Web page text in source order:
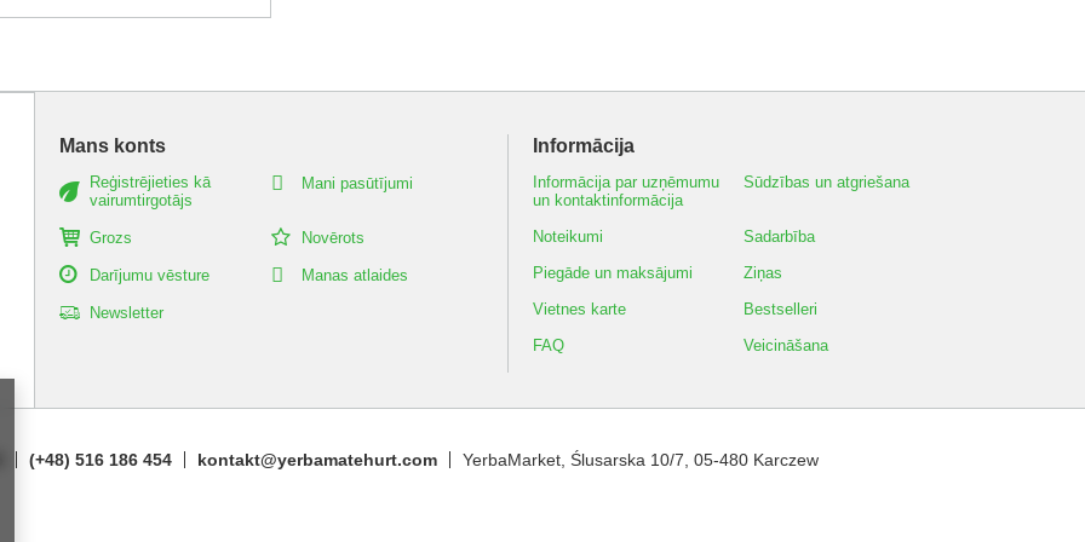
Mans konts
Reģistrējieties kā
vairumtirgotājs
Mani pasūtījumi
Grozs Novērots
Darījumu vēsture Manas atlaides
Newsletter
Informācija
Informācija par uzņēmumu
un kontaktinformācija
Sūdzības un atgriešana
Noteikumi
Sadarbība
Piegāde un maksājumi
Ziņas
Vietnes karte
Bestselleri
FAQ
Veicināšana
(+48) 516 186 454 kontakt@yerbamatehurt.com YerbaMarket, Ślusarska 10/7 05-480Karczew